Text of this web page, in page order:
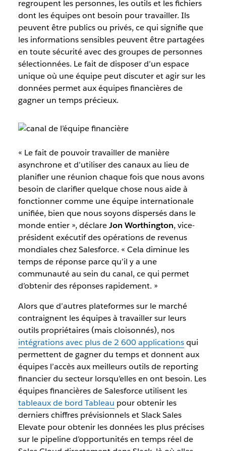
regroupent les personnes, les outils et les fichiers
dont les équipes ont besoin pour travailler. Ils
peuvent être publics ou privés, ce qui signifie que
les informations sensibles peuvent être partagées
en toute sécurité avec des groupes de personnes
sélectionnées. Le fait de disposer d’un espace
unique où une équipe peut discuter et agir sur les
données permet aux équipes financières de
gagner un temps précieux.
« Le fait de pouvoir travailler de manière
asynchrone et d’utiliser des canaux au lieu de
planifier une réunion chaque fois que nous avons
besoin de clarifier quelque chose nous aide à
fonctionner comme une équipe internationale
unifiée, bien que nous soyons dispersés dans le
monde entier », déclareJon Worthington, vice-
président exécutif des opérations de revenus
mondiales chez Salesforce. « Cela diminue les
temps de réponse parce qu’il y a une
communauté au sein du canal, ce qui permet
d’obtenir des réponses rapidement. »
Alors que d’autres plateformes sur le marché
contraignent les équipes à travailler sur leurs
outils propriétaires (mais cloisonnés), nos
intégrations avec plus de 2 600 applicationsqui
permettent de gagner du temps et donnent aux
équipes l’accès aux meilleurs outils de reporting
financier du secteur lorsqu’elles en ont besoin. Les
équipes financières de Salesforce utilisent les
tableaux de bord Tableau pour obtenir les
derniers chiffres prévisionnels et Slack Sales
Elevate pour obtenir les données les plus précises
sur le pipeline d’opportunités en temps réel de